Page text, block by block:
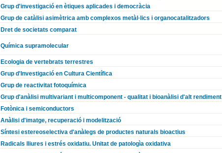
Grup d'investigació en ètiques aplicades i democràcia
Grup de catàlisi asimètrica amb complexos metàl·lics i organocatalitzadors
Dret de societats comparat
Química supramolecular
Ecologia de vertebrats terrestres
Grup d'Investigació en Cultura Científica
Grup de reactivitat fotoquímica
Grup d'anàlisi multivariant i multicomponent - qualitat i bioanàlisi d'alt rendiment
Fotònica i semiconductors
Anàlisi d'imatge, recuperació i modelització
Síntesi estereoselectiva d'anàlegs de productes naturals bioactius
Radicals lliures i estrés oxidatiu. Unitat de patologìa oxidativa